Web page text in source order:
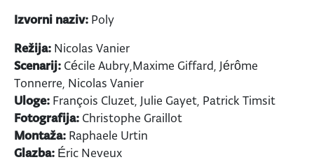
Izvorni naziv: Poly
Režija: Nicolas Vanier
Scenarij: Cécile Aubry,Maxime Giffard, Jérôme
Tonnerre, Nicolas Vanier
Uloge: François Cluzet, Julie Gayet, Patrick Timsit
Fotografija: Christophe Graillot
Montaža: Raphaele Urtin
Glazba: Éric Neveux